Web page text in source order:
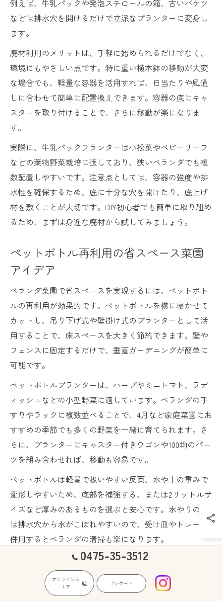
例えば、牛乳パックや発泡スチロールの箱、古いバケツ
などは排水穴を開けるだけで立派なプランターに変身し
ます。
廃材利用のメリットは、手軽に始められるだけでなく、
環境にもやさしい点です。特に重い植木鉢の移動が大変
な場合でも、軽量な容器を活用すれば、日当たりや風通
しに合わせて簡単に配置換えできます。容器の底にキャ
スターを取り付けることで、さらに移動が楽になりま
す。
実際に、牛乳パックプランターは小松菜やベビーリーフ
などの葉物野菜栽培に適しており、狭いベランダでも複
数配置しやすいです。注意点としては、容器の強度や排
水性を確保するため、底に十分な穴を開けたり、底上げ
材を敷くことが大切です。DIY初心者でも簡単に取り組め
るため、まずは身近な廃材から試してみましょう。
ペットボトル再利用の省スペース菜園
アイデア
ベランダ菜園で省スペースを実現するには、ペットボト
ルの再利用が効果的です。ペットボトルを横に寝かせて
カットし、吊り下げ式や壁掛け式のプランターとして活
用することで、床スペースを大きく節約できます。壁や
フェンスに固定するだけで、垂直ガーデニングが簡単に
可能です。
ペットボトルプランターは、ハーブやミニトマト、ラデ
ィッシュなどの小型野菜に適しています。ベランダの手
すりやラックに複数並べることで、4月など家庭菜園にお
すすめの季節でも多くの野菜を一緒に育てられます。さ
らに、プランターにキャスター付きワゴンや100均のパー
ツを組み合わせれば、移動も容易です。
ペットボトルは軽量で扱いやすい反面、水や土の重みで
変形しやすいため、底部を補強する、または2リットルサ
イズなど厚みのあるものを選ぶと安心です。水やりの際
は排水穴から水がこぼれやすいので、受け皿やトレーを
併用するとベランダの清掃も楽になります。
賃貸でも簡単にできるベランダ菜園DIY
0475-35-3512
オンラインス
トア
アンケート